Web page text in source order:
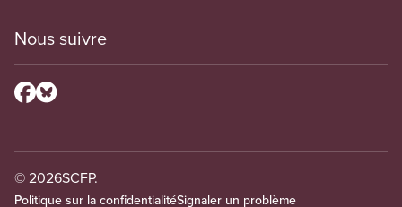
Nous suivre
© 2026SCFP.
Politique sur la confidentialitéSignaler un problème